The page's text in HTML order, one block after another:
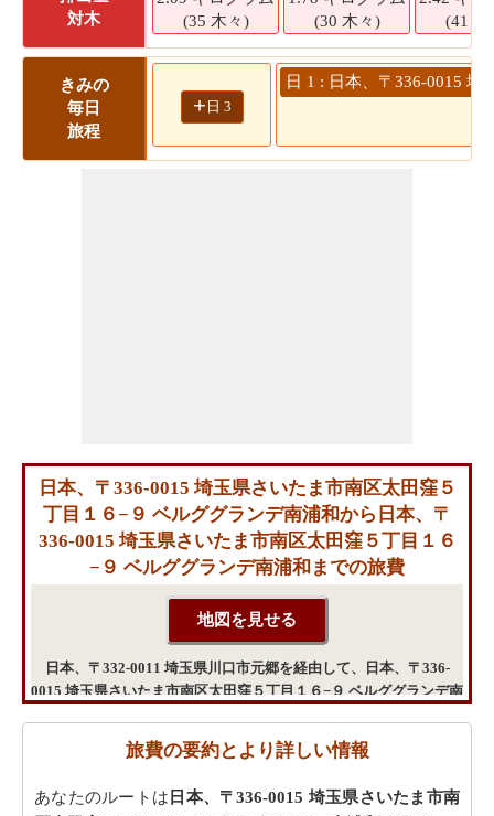
対木
(35 木々)
(30 木々)
(41 木
きみの
毎日
旅程
+ 日 3
日 1 : 日本、〒336-0015
日本、〒336-0015 埼玉県さいたま市南区太田窪５
丁目１６−９ ベルググランデ南浦和から日本、〒
336-0015 埼玉県さいたま市南区太田窪５丁目１６
−９ ベルググランデ南浦和までの旅費
日本、〒332-0011 埼玉県川口市元郷を経由して、日本、〒336-
0015 埼玉県さいたま市南区太田窪５丁目１６−９ ベルググランデ南
６−９ ベルググランデ南浦和までの旅行の費用
旅費の要約とより詳しい情報
あなたのルートは 日本、〒336-0015 埼玉県さいたま市南